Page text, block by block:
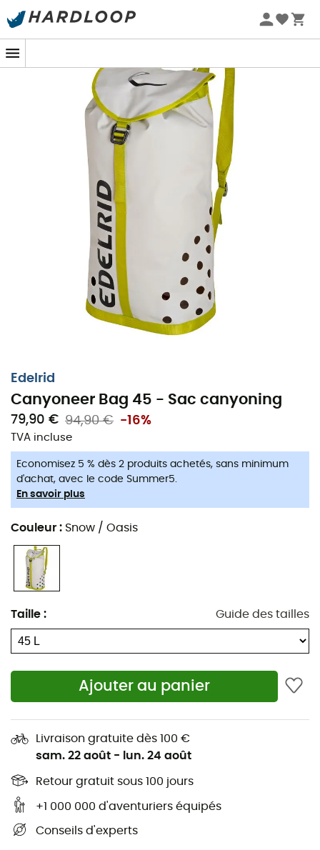
Promos d'été 🔥 -5 % EXTRA dès 2 produits* code Summer5
-5% Extra - Code Summer5
Edelrid
Canyoneer Bag 45 - Sac canyoning
79,90 € 94,90 € -16%
TVA incluse
Economisez 5 % dès 2 produits achetés, sans minimum
d'achat, avec le code Summer5.
En savoir plus
Couleur : Snow / Oasis
Taille : Guide des tailles
Ajouter au panier
Livraison gratuite dès 100 €
sam. 22 août - lun. 24 août
Retour gratuit sous 100 jours
+1 000 000 d'aventuriers équipés
Conseils d'experts
Canyoneer Bag 45
par la marque
affaires de
en toute résistance. Satoile
en
bretelles
ajustables vous permettent un transport en
En toile de bâche solide résistant à l'abrasion, doté
de nombreuses ouvertures permettant
l'évacuation de l'eau
Bretelles ajustables
solide sur le haut
4 sangles porte-matériel avec code couleur à